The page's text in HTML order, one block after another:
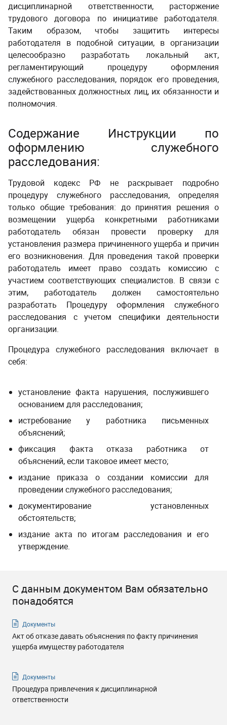
дисциплинарной ответственности, расторжение
трудового договора по инициативе работодателя.
Таким образом, чтобы защитить интересы
работодателя в подобной ситуации, в организации
целесообразно разработать локальный акт,
регламентирующий процедуру оформления
служебного расследования, порядок его проведения,
задействованных должностных лиц, их обязанности и
полномочия.
Содержание Инструкции по
оформлению служебного
расследования:
Трудовой кодекс РФ не раскрывает подробно
процедуру служебного расследования, определяя
только общие требования: до принятия решения о
возмещении ущерба конкретными работниками
работодатель обязан провести проверку для
установления размера причиненного ущерба и причин
его возникновения. Для проведения такой проверки
работодатель имеет право создать комиссию с
участием соответствующих специалистов. В связи с
этим, работодатель должен самостоятельно
разработать Процедуру оформления служебного
расследования с учетом специфики деятельности
организации.
Процедура служебного расследования включает в
себя:
установление факта нарушения, послужившего
основанием для расследования;
истребование у работника письменных
объяснений;
фиксация факта отказа работника от
объяснений, если таковое имеет место;
издание приказа о создании комиссии для
проведении служебного расследования;
документирование установленных
обстоятельств;
издание акта по итогам расследования и его
утверждение.
С данным документом Вам обязательно
понадобятся
Документы
Акт об отказе давать объяснения по факту причинения
ущерба имуществу работодателя
Документы
Процедура привлечения к дисциплинарной
ответственности